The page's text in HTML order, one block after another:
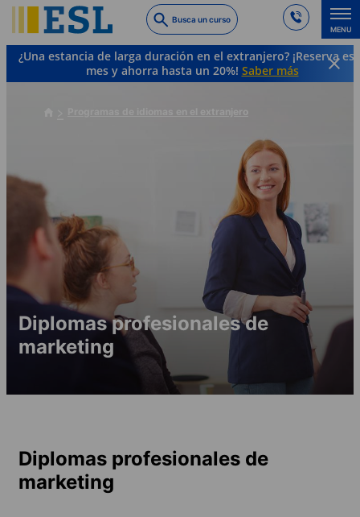
to
main
content
Busca un curso
MENU
¿Una estancia de larga duración en el extranjero? ¡Reserva
mes y ahorra hasta un 20%! Saber más
Programas de idiomas en el extranjero
Diplomas profesionales de
marketing
Diplomas profesionales de
marketing